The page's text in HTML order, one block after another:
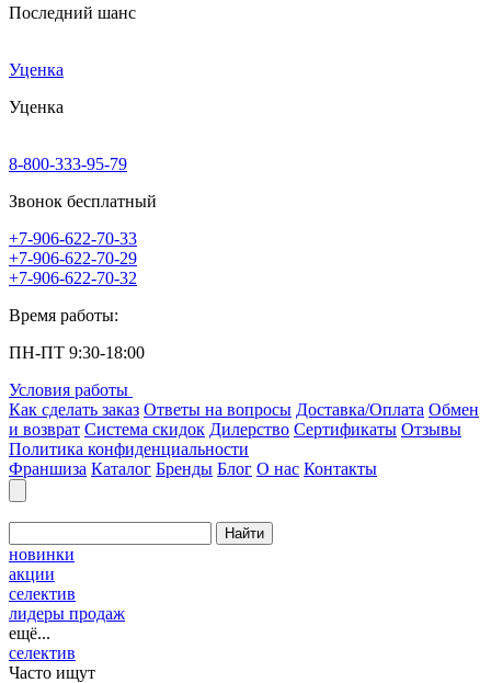
Последний шанс
Уценка
Уценка
8-800-333-95-79
Звонок бесплатный
+7-906-622-70-33
+7-906-622-70-29
+7-906-622-70-32
Время работы:
ПН-ПТ 9:30-18:00
Условия работы
Как сделать заказ Ответы на вопросы Доставка/Оплата Обмен
и возврат Система скидок Дилерство Сертификаты Отзывы
Политика конфиденциальности
Франшиза Каталог Бренды Блог О нас Контакты
Найти
новинки
акции
селектив
лидеры продаж
ещё...
селектив
Часто ищут